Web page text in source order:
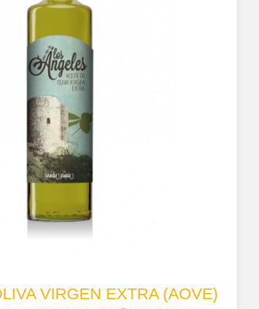
VIRGEN EXTRA (AOVE)